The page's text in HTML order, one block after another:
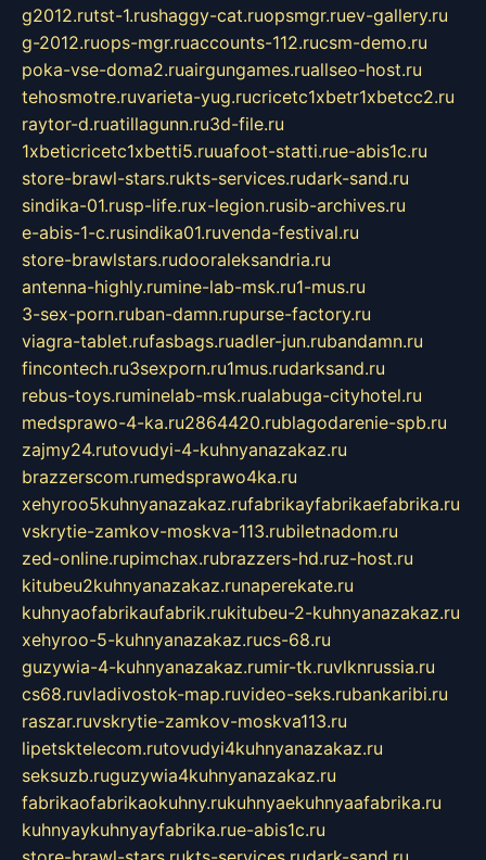
g2012.rutst-1.rushaggy-cat.ruopsmgr.ruev-gallery.ru
g-2012.ruops-mgr.ruaccounts-112.rucsm-demo.ru
poka-vse-doma2.ruairgungames.ruallseo-host.ru
tehosmotre.ruvarieta-yug.rucricetc1xbetr1xbetcc2.ru
raytor-d.ruatillagunn.ru3d-file.ru
1xbeticricetc1xbetti5.ruuafoot-statti.rue-abis1c.ru
store-brawl-stars.rukts-services.rudark-sand.ru
sindika-01.rusp-life.rux-legion.rusib-archives.ru
e-abis-1-c.rusindika01.ruvenda-festival.ru
store-brawlstars.rudooraleksandria.ru
antenna-highly.rumine-lab-msk.ru1-mus.ru
3-sex-porn.ruban-damn.rupurse-factory.ru
viagra-tablet.rufasbags.ruadler-jun.rubandamn.ru
fincontech.ru3sexporn.ru1mus.rudarksand.ru
rebus-toys.ruminelab-msk.rualabuga-cityhotel.ru
medsprawo-4-ka.ru2864420.rublagodarenie-spb.ru
zajmy24.rutovudyi-4-kuhnyanazakaz.ru
brazzerscom.rumedsprawo4ka.ru
xehyroo5kuhnyanazakaz.rufabrikayfabrikaefabrika.ru
vskrytie-zamkov-moskva-113.rubiletnadom.ru
zed-online.rupimchax.rubrazzers-hd.ruz-host.ru
kitubeu2kuhnyanazakaz.runaperekate.ru
kuhnyaofabrikaufabrik.rukitubeu-2-kuhnyanazakaz.ru
xehyroo-5-kuhnyanazakaz.rucs-68.ru
guzywia-4-kuhnyanazakaz.rumir-tk.ruvlknrussia.ru
cs68.ruvladivostok-map.ruvideo-seks.rubankaribi.ru
raszar.ruvskrytie-zamkov-moskva113.ru
lipetsktelecom.rutovudyi4kuhnyanazakaz.ru
seksuzb.ruguzywia4kuhnyanazakaz.ru
fabrikaofabrikaokuhny.rukuhnyaekuhnyaafabrika.ru
kuhnyaykuhnyayfabrika.rue-abis1c.ru